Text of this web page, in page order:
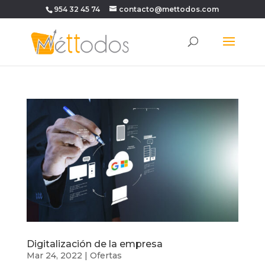
954 32 45 74 contacto@mettodos.com
Digitalización de la empresa
Mar 24, 2022 Ofertas